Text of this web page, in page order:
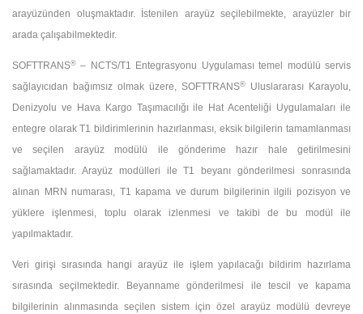
arayüzünden oluşmaktadır. İstenilen arayüz seçilebilmekte, arayüzler bir
arada çalışabilmektedir.
SOFTTRANS® – NCTS/T1 Entegrasyonu Uygulaması temel modülü servis
sağlayıcıdan bağımsız olmak üzere, SOFTTRANS®
Uluslararası Karayolu,
Denizyolu ve Hava Kargo Taşımacılığı ile Hat Acenteliği Uygulamaları ile
entegre olarak T1 bildirimlerinin hazırlanması, eksik bilgilerin tamamlanması
ve seçilen arayüz modülü ile gönderime hazır hale getirilmesini
sağlamaktadır. Arayüz modülleri ile T1 beyanı gönderilmesi sonrasında
alınan MRN numarası, T1 kapama ve durum bilgilerinin ilgili pozisyon ve
yüklere işlenmesi, toplu olarak izlenmesi ve takibi de bu modül ile
yapılmaktadır.
Veri girişi sırasında hangi arayüz ile işlem yapılacağı bildirim hazırlama
sırasında seçilmektedir. Beyanname gönderilmesi ile tescil ve kapama
bilgilerinin alınmasında seçilen sistem için özel arayüz modülü devreye